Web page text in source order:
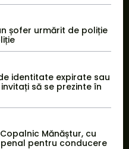
șofer urmărit de poliție
identitate expirate sau
să se prezinte în
Mănăștur, cu
pentru conducere